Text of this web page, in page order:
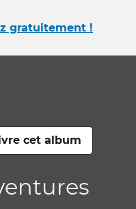
gratuitement !
cet album